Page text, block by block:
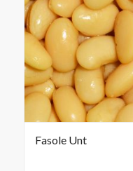
Fasole Unt